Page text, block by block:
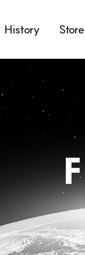
History Store